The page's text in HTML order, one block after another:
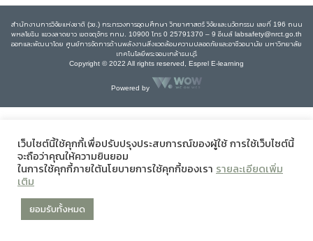
สำนักงานการวิจัยแห่งชาติ (วช.) กระทรวงการอุดมศึกษา วิทยาศาสตร์ วิจัยและนวัตกรรม เลขที่ 196 ถนน
พหลโยธิน แขวงลาดยาว เขตจตุจักร กทม. 10900 โทร 0 25791370 – 9 อีเมล์ labsafety@nrct.go.th
ออกและพัฒนาโดย ศูนย์การจัดการด้านพลังงานสิ่งแวดล้อมความปลอดภัยและอาชีวอนามัย มหาวิทยาลัย
เทคโนโลยีพระจอมเกล้าธนบุรี
Copyright © 2022 All rights reserved, Esprel E-learning
Powered by
เว็บไซต์นี้ใช้คุกกี้เพื่อปรับปรุงประสบการณ์ของผู้ใช้ การใช้เว็บไซต์นี้
จะถือว่าคุณให้ความยินยอม
ในการใช้คุกกี้ภายใต้นโยบายการใช้คุกกี้ของเรา รายละเอียดเพิ่ม
เติม
ยอมรับทั้งหมด